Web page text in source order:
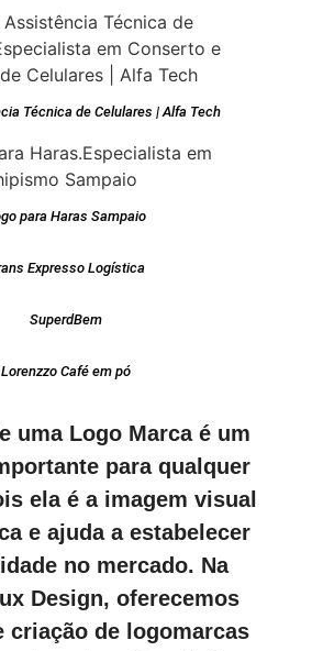
Técnica de Celulares | Alfa Tech
para Haras Sampaio
Expresso Logística
SuperdBem
Lorenzzo Café em pó
uma Logo Marca é um
para qualquer
ela é a imagem visual
e ajuda a estabelecer
no mercado. Na
Design, oferecemos
criação de logomarcas